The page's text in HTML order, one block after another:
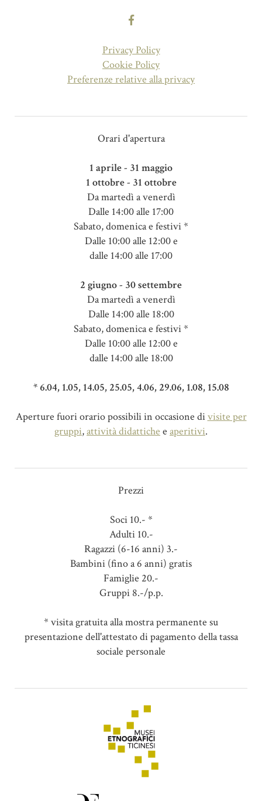
Privacy Policy
Cookie Policy
Preferenze relative alla privacy
Orari d'apertura
1 aprile - 31 maggio
1 ottobre - 31 ottobre
Da martedì a venerdì
Dalle 14:00 alle 17:00
Sabato, domenica e festivi *
Dalle 10:00 alle 12:00 e
dalle 14:00 alle 17:00
2 giugno - 30 settembre
Da martedì a venerdì
Dalle 14:00 alle 18:00
Sabato, domenica e festivi *
Dalle 10:00 alle 12:00 e
dalle 14:00 alle 18:00
* 6.04, 1.05, 14.05, 25.05, 4.06, 29.06, 1.08, 15.08
Aperture fuori orario possibili in occasione divisite per
gruppi,attività didattiche e aperitivi.
Prezzi
Soci 10.- *
Adulti 10.-
Ragazzi (6-16 anni) 3.-
Bambini (fino a 6 anni) gratis
Famiglie 20.-
Gruppi 8.-/p.p.
* visita gratuita alla mostra permanente su
presentazione dell'attestato di pagamento della tassa
sociale personale